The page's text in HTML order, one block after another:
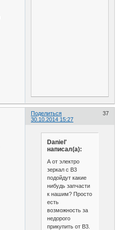
Поделиться
37
30.10.2014 15:27
Daniel'
написал(а):
А от электро
зеркал с В3
подойдут какие
нибудь запчасти
к нашим? Просто
есть
возможность за
недорого
прикупить от В3.